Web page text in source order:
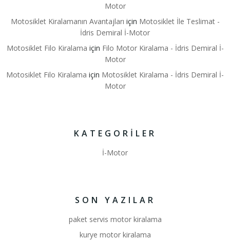
Motor
Motosiklet Kiralamanın Avantajları için Motosiklet İle Teslimat -
İdris Demiral İ-Motor
Motosiklet Filo Kiralama için Filo Motor Kiralama - İdris Demiral İ-
Motor
Motosiklet Filo Kiralama için Motosiklet Kiralama - İdris Demiral İ-
Motor
KATEGORILER
İ-Motor
SON YAZILAR
paket servis motor kiralama
kurye motor kiralama